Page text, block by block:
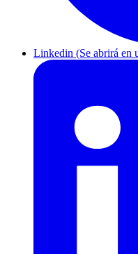
Linkedin (Se abrirá en